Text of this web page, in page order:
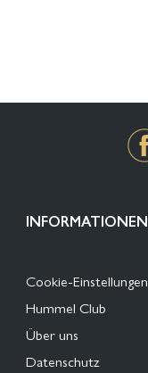
INFORMATIONEN
Cookie-Einstellungen
Hummel Club
Über uns
Datenschutz